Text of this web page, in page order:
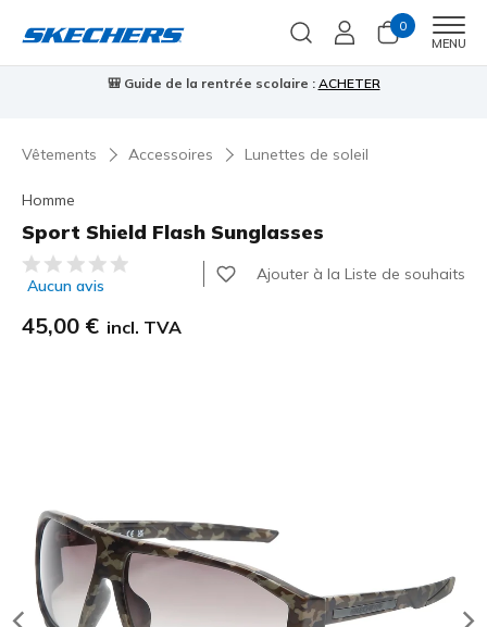
0
MENU
🎒 Guide de la rentrée scolaire : ACHETER
Vêtements Accessoires Lunettes de soleil
Homme
Sport Shield Flash Sunglasses
Évaluation client 5 sur 5
Aucun avis
Ajouter à la Liste de souhaits
45,00 € incl. TVA